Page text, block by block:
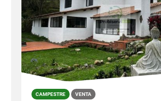
CAMPESTRE VENTA